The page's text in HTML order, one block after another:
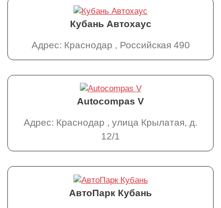
Кубань Автохаус
Адрес: Краснодар , Российская 490
Autocompas V
Адрес: Краснодар , улица Крылатая, д.
12/1
АвтоПарк Кубань